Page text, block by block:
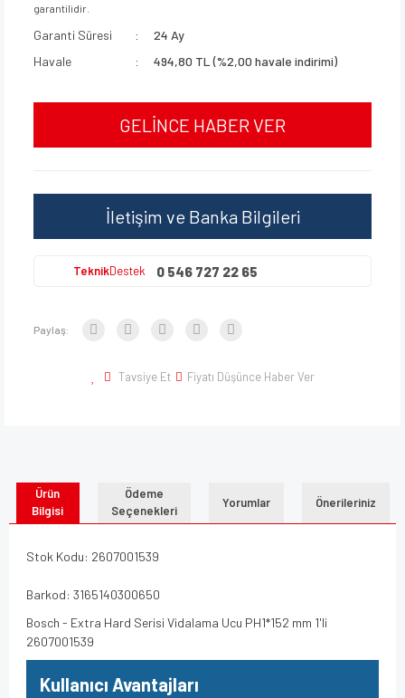
garantilidir.
Garanti Süresi
24 Ay
Havale
494,80 TL (%2,00 havale indirimi)
GELİNCE HABER VER
İletişim ve Banka Bilgileri
TeknikDestek 0 546 727 22 65
Paylaş:
Tavsiye Et Fiyatı Düşünce Haber Ver
Ürün
Bilgisi
Ödeme
Seçenekleri
Yorumlar Önerileriniz
Stok Kodu: 2607001539
Barkod: 3165140300650
Bosch - Extra Hard Serisi Vidalama Ucu PH1*152 mm 1'li
2607001539
Kullanıcı Avantajları